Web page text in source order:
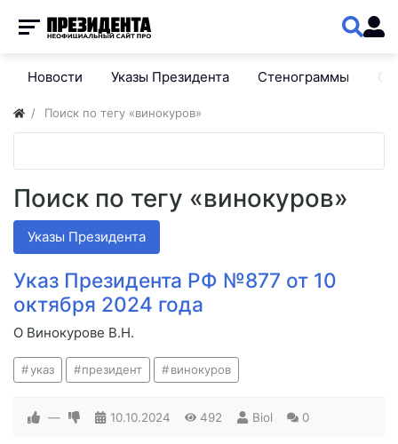
Новости Указы Президента Стенограммы
Поиск по тегу «винокуров»
Поиск по тегу «винокуров»
Указы Президента
Указ Президента РФ №877 от 10
октября 2024 года
О Винокурове В.Н.
указ президент винокуров
— 10.10.2024 492 Biol 0